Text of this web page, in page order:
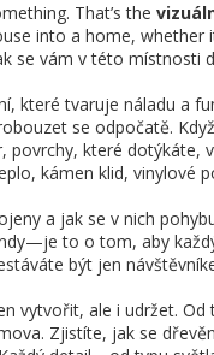
That’s the
into a home,
se vám v této místnosti
které tvaruje náladu a
se odpočatě.
, povrchy, které dotýkáte,
kámen klid, vinylové
a jak se v nich
to o tom, aby
být jen
vytvořit, ale i udržet.
Zjistíte, jak se